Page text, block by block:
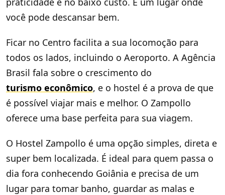
você pode descansar bem.
Ficar no Centro facilita a sua locomoção para
todos os lados, incluindo o Aeroporto. A Agência
Brasil fala sobre o crescimento do
turismo econômico, e o hostel é a prova de que
é possível viajar mais e melhor. O Zampollo
oferece uma base perfeita para sua viagem.
O Hostel Zampollo é uma opção simples, direta e
super bem localizada. É ideal para quem passa o
dia fora conhecendo Goiânia e precisa de um
lugar para tomar banho, guardar as malas e